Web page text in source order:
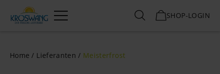
Menü
SHOP-LOGIN
Home Lieferanten Meisterfrost